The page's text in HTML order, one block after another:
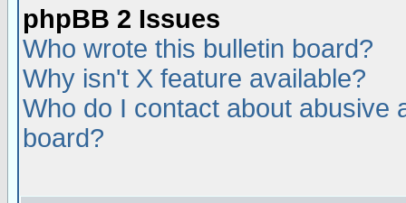
phpBB 2 Issues
Who wrote this bulletin board?
Why isn't X feature available?
Who do I contact about abusive
board?